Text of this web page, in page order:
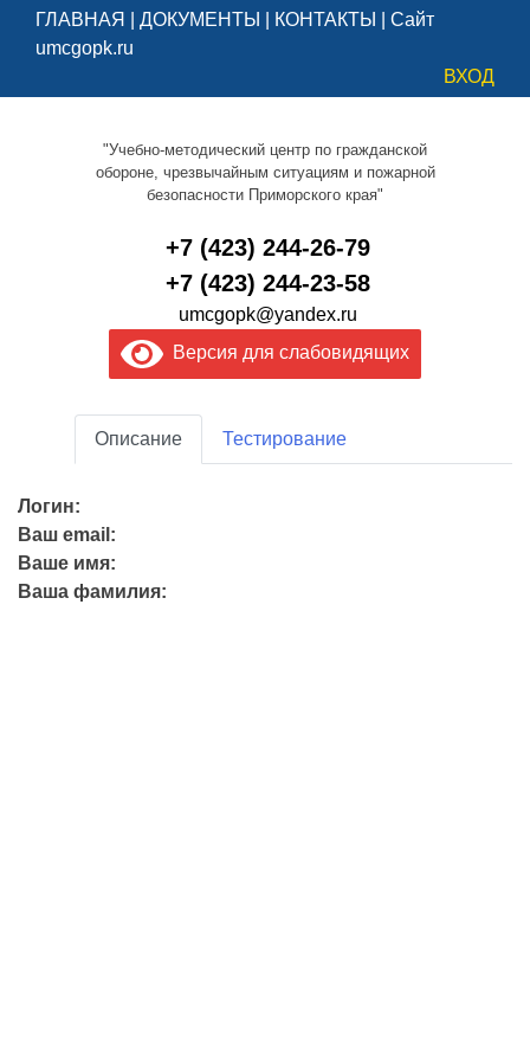
ГЛАВНАЯ ДОКУМЕНТЫ КОНТАКТЫ
Сайт
umcgopk.ru
ВХОД
"Учебно-методический центр по гражданской
обороне, чрезвычайным ситуациям и пожарной
безопасности Приморского края"
+7 (423) 244-26-79
+7 (423) 244-23-58
umcgopk@yandex.ru
Версия для слабовидящих
Описание Тестирование
Логин:
Ваш email:
Ваше имя:
Ваша фамилия: